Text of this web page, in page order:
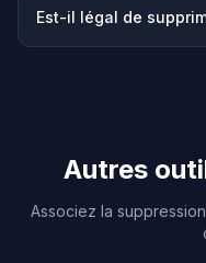
Est-il légal de
Autres
Associez la